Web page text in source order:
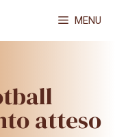
MENU
atteso